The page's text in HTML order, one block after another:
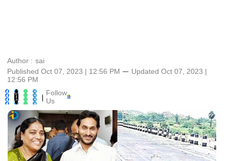
Author : sai
Published Oct 07, 2023 | 12:56 PM ⚊ Updated Oct 07, 2023 |
12:56 PM
| Follow
Us